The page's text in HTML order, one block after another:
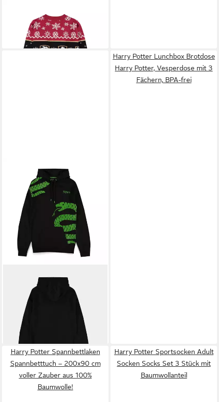
HARRY POTTER
Weihnachtspullover Hogwarts
Crest Christmas Sweater
Strickpullover
49,90 €
HARRY POTTERHoodie
Slytherin Schlange Hogwarts
Hoodie
52,29 €
Harry Potter Lunchbox Brotdose
Harry Potter, Vesperdose mit 3
Fächern, BPA-frei
Harry Potter Spannbettlaken
Spannbetttuch – 200x90 cm
voller Zauber aus 100%
Baumwolle!
Harry Potter Sportsocken Adult
Socken Socks Set 3 Stück mit
Baumwollanteil